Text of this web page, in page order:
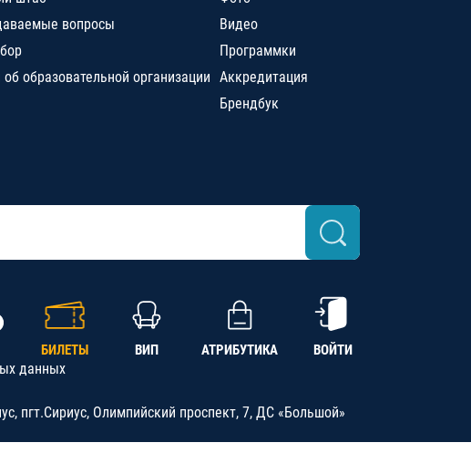
вопросы
образовательной организации
Видео
Программки
Аккредитация
Брендбук
БИЛЕТЫ ВИП АТРИБУТИКА ВОЙТИ
данных
пгт.Сириус, Олимпийский проспект, 7, ДС «Большой»